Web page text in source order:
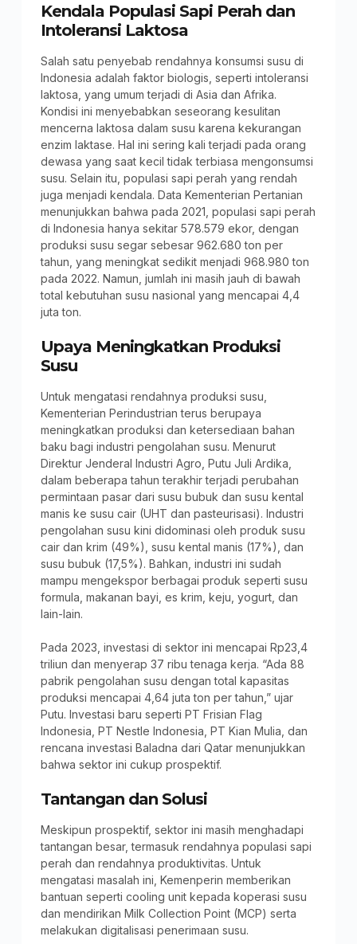
Kendala Populasi Sapi Perah dan
Intoleransi Laktosa
Salah satu penyebab rendahnya konsumsi susu di
Indonesia adalah faktor biologis, seperti intoleransi
laktosa, yang umum terjadi di Asia dan Afrika.
Kondisi ini menyebabkan seseorang kesulitan
mencerna laktosa dalam susu karena kekurangan
enzim laktase. Hal ini sering kali terjadi pada orang
dewasa yang saat kecil tidak terbiasa mengonsumsi
susu. Selain itu, populasi sapi perah yang rendah
juga menjadi kendala. Data Kementerian Pertanian
menunjukkan bahwa pada 2021, populasi sapi perah
di Indonesia hanya sekitar 578.579 ekor, dengan
produksi susu segar sebesar 962.680 ton per
tahun, yang meningkat sedikit menjadi 968.980 ton
pada 2022. Namun, jumlah ini masih jauh di bawah
total kebutuhan susu nasional yang mencapai 4,4
juta ton.
Upaya Meningkatkan Produksi
Susu
Untuk mengatasi rendahnya produksi susu,
Kementerian Perindustrian terus berupaya
meningkatkan produksi dan ketersediaan bahan
baku bagi industri pengolahan susu. Menurut
Direktur Jenderal Industri Agro, Putu Juli Ardika,
dalam beberapa tahun terakhir terjadi perubahan
permintaan pasar dari susu bubuk dan susu kental
manis ke susu cair (UHT dan pasteurisasi). Industri
pengolahan susu kini didominasi oleh produk susu
cair dan krim (49%), susu kental manis (17%), dan
susu bubuk (17,5%). Bahkan, industri ini sudah
mampu mengekspor berbagai produk seperti susu
formula, makanan bayi, es krim, keju, yogurt, dan
lain-lain.
Pada 2023, investasi di sektor ini mencapai Rp23,4
triliun dan menyerap 37 ribu tenaga kerja. “Ada 88
pabrik pengolahan susu dengan total kapasitas
produksi mencapai 4,64 juta ton per tahun,” ujar
Putu. Investasi baru seperti PT Frisian Flag
Indonesia, PT Nestle Indonesia, PT Kian Mulia, dan
rencana investasi Baladna dari Qatar menunjukkan
bahwa sektor ini cukup prospektif.
Tantangan dan Solusi
Meskipun prospektif, sektor ini masih menghadapi
tantangan besar, termasuk rendahnya populasi sapi
perah dan rendahnya produktivitas. Untuk
mengatasi masalah ini, Kemenperin memberikan
bantuan seperti cooling unit kepada koperasi susu
dan mendirikan Milk Collection Point (MCP) serta
melakukan digitalisasi penerimaan susu.